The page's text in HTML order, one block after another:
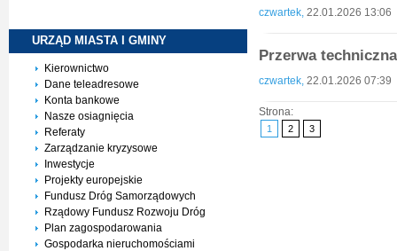
URZĄD MIASTA I GMINY
Kierownictwo
Dane teleadresowe
Konta bankowe
Nasze osiagnięcia
Referaty
Zarządzanie kryzysowe
Inwestycje
Projekty europejskie
Fundusz Dróg Samorządowych
Rządowy Fundusz Rozwoju Dróg
Plan zagospodarowania
Gospodarka nieruchomościami
czwartek, 22.01.2026 13:06
Przerwa
czwartek, 22.01.2026 07:39
Strona:
1 2 3